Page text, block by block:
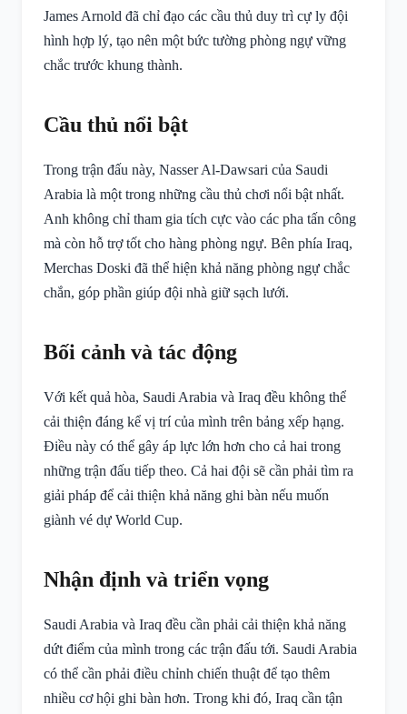
James Arnold đã chỉ đạo các cầu thủ duy trì cự ly đội
hình hợp lý, tạo nên một bức tường phòng ngự vững
chắc trước khung thành.
Cầu thủ nổi bật
Trong trận đấu này, Nasser Al-Dawsari của Saudi
Arabia là một trong những cầu thủ chơi nổi bật nhất.
Anh không chỉ tham gia tích cực vào các pha tấn công
mà còn hỗ trợ tốt cho hàng phòng ngự. Bên phía Iraq,
Merchas Doski đã thể hiện khả năng phòng ngự chắc
chắn, góp phần giúp đội nhà giữ sạch lưới.
Bối cảnh và tác động
Với kết quả hòa, Saudi Arabia và Iraq đều không thể
cải thiện đáng kể vị trí của mình trên bảng xếp hạng.
Điều này có thể gây áp lực lớn hơn cho cả hai trong
những trận đấu tiếp theo. Cả hai đội sẽ cần phải tìm ra
giải pháp để cải thiện khả năng ghi bàn nếu muốn
giành vé dự World Cup.
Nhận định và triển vọng
Saudi Arabia và Iraq đều cần phải cải thiện khả năng
dứt điểm của mình trong các trận đấu tới. Saudi Arabia
có thể cần phải điều chỉnh chiến thuật để tạo thêm
nhiều cơ hội ghi bàn hơn. Trong khi đó, Iraq cần tận